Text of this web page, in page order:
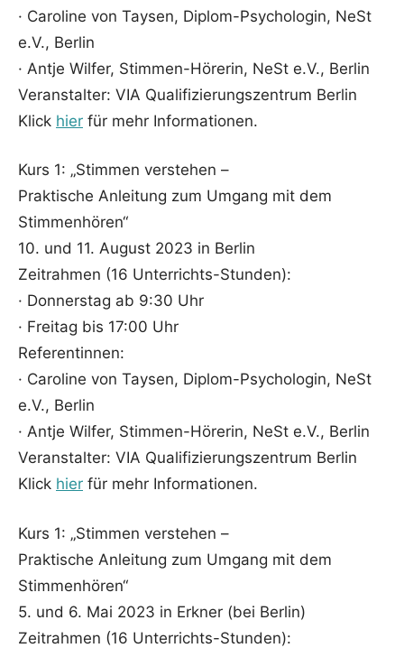
· Caroline von Taysen, Diplom-Psychologin, NeSt
e.V., Berlin
· Antje Wilfer, Stimmen-Hörerin, NeSt e.V., Berlin
Veranstalter: VIA Qualifizierungszentrum Berlin
Klick hier für mehr Informationen.
Kurs 1: „Stimmen verstehen –
Praktische Anleitung zum Umgang mit dem
Stimmenhören“
10. und 11. August 2023 in Berlin
Zeitrahmen (16 Unterrichts-Stunden):
· Donnerstag ab 9:30 Uhr
· Freitag bis 17:00 Uhr
Referentinnen:
· Caroline von Taysen, Diplom-Psychologin, NeSt
e.V., Berlin
· Antje Wilfer, Stimmen-Hörerin, NeSt e.V., Berlin
Veranstalter: VIA Qualifizierungszentrum Berlin
Klick hier für mehr Informationen.
Kurs 1: „Stimmen verstehen –
Praktische Anleitung zum Umgang mit dem
Stimmenhören“
5. und 6. Mai 2023 in Erkner (bei Berlin)
Zeitrahmen (16 Unterrichts-Stunden):